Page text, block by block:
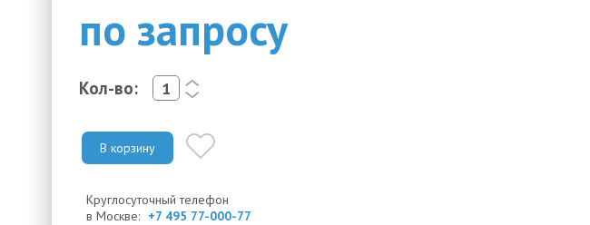
по запросу
Кол-во:
<
>
В корзину
Круглосуточный телефон
в Москве: +7 495 77-000-77